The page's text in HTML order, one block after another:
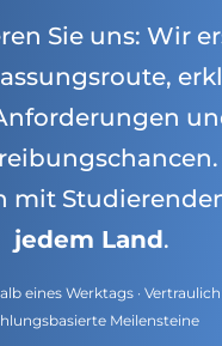
Sie uns: Wir
mit
jedem Land.
eines Werktags · Vertraulich
Meilensteine